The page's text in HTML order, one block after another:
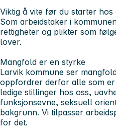
Viktig å vite før du starter hos
Som arbeidstaker i
rettigheter og plikter som
lover.
Mangfold er en styrke
Larvik kommune ser
oppfordrer derfor alle som
ledige stillinger hos oss,
funksjonsevne, seksuell
bakgrunn. Vi tilpasser
for det.